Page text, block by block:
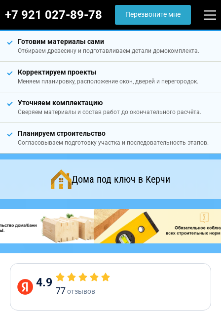
+7 921 027-89-78 Перезвоните мне
Готовим материалы сами
Отбираем древесину и подготавливаем детали домокомплекта.
Корректируем проекты
Меняем планировку, расположение окон, дверей и перегородок.
Уточняем комплектацию
Сверяем материалы и состав работ до окончательного расчёта.
Планируем строительство
Согласовываем подготовку участка и последовательность этапов.
Дома под ключ в Керчи
4.9
77отзывов